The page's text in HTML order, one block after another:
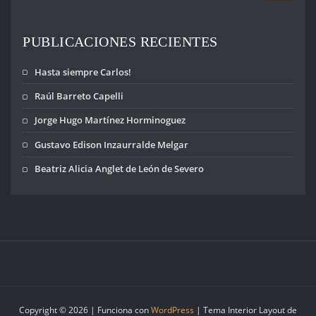
no llegaremos
PUBLICACIONES RECIENTES
Hasta siempre Carlos!
Raúl Barreto Capelli
Jorge Hugo Martínez Horminoguez
Gustavo Edison Inzaurralde Melgar
Beatriz Alicia Anglet de León de Severo
Copyright © 2026 | Funciona conWordPress | Tema Interior Layout de